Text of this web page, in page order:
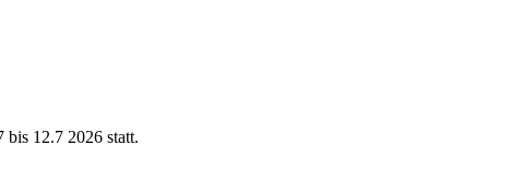
12.7 2026 statt.